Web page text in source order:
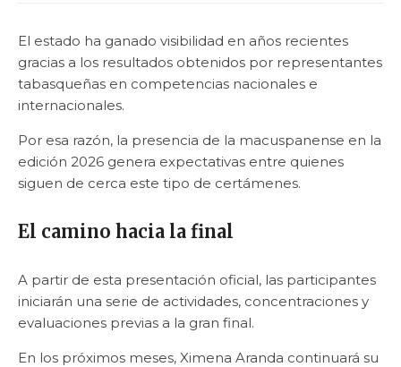
El estado ha ganado visibilidad en años recientes
gracias a los resultados obtenidos por representantes
tabasqueñas en competencias nacionales e
internacionales.
Por esa razón, la presencia de la macuspanense en la
edición 2026 genera expectativas entre quienes
siguen de cerca este tipo de certámenes.
El camino hacia la final
A partir de esta presentación oficial, las participantes
iniciarán una serie de actividades, concentraciones y
evaluaciones previas a la gran final.
En los próximos meses, Ximena Aranda continuará su